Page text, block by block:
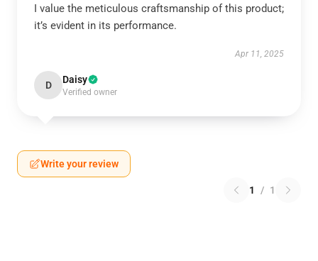
I value the meticulous craftsmanship of this product;
it’s evident in its performance.
Apr 11, 2025
D Daisy
Verified owner
Write your review
1 / 1